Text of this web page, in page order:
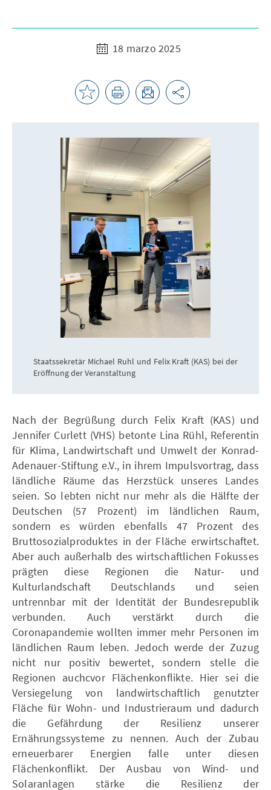
18 marzo 2025
Staatssekretär Michael Ruhl und Felix Kraft (KAS) bei der
Eröffnung der Veranstaltung
Nach der Begrüßung durch Felix Kraft (KAS) und
Jennifer Curlett (VHS) betonte Lina Rühl, Referentin
für Klima, Landwirtschaft und Umwelt der Konrad-
Adenauer-Stiftung e.V., in ihrem Impulsvortrag, dass
ländliche Räume das Herzstück unseres Landes
seien. So lebten nicht nur mehr als die Hälfte der
Deutschen (57 Prozent) im ländlichen Raum,
sondern es würden ebenfalls 47 Prozent des
Bruttosozialproduktes in der Fläche erwirtschaftet.
Aber auch außerhalb des wirtschaftlichen Fokusses
prägten diese Regionen die Natur- und
Kulturlandschaft Deutschlands und seien
untrennbar mit der Identität der Bundesrepublik
verbunden. Auch verstärkt durch die
Coronapandemie wollten immer mehr Personen im
ländlichen Raum leben. Jedoch werde der Zuzug
nicht nur positiv bewertet, sondern stelle die
Regionen auchcvor Flächenkonflikte. Hier sei die
Versiegelung von landwirtschaftlich genutzter
Fläche für Wohn- und Industrieraum und dadurch
die Gefährdung der Resilienz unserer
Ernährungssysteme zu nennen. Auch der Zubau
erneuerbarer Energien falle unter diesen
Flächenkonflikt. Der Ausbau von Wind- und
Solaranlagen stärke die Resilienz der